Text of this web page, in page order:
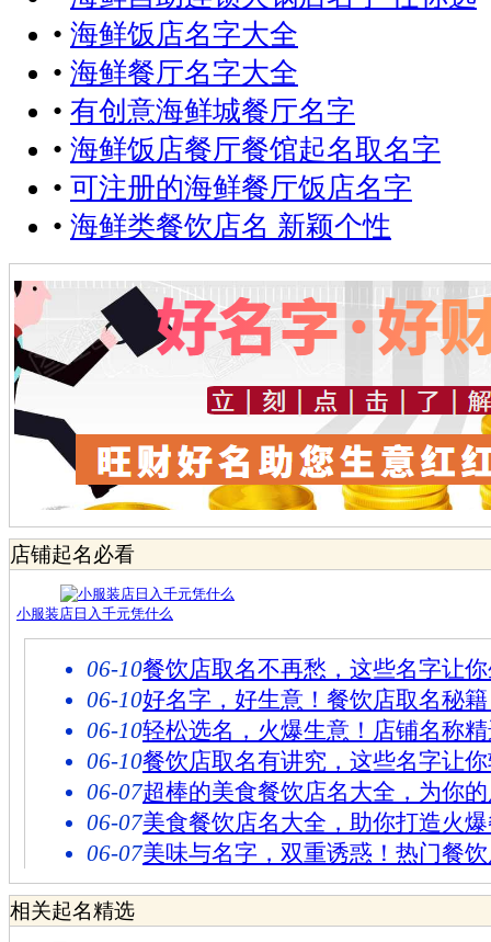
• 海鲜饭店名字大全
• 海鲜餐厅名字大全
• 有创意海鲜城餐厅名字
• 海鲜饭店餐厅餐馆起名取名字
• 可注册的海鲜餐厅饭店名字
• 海鲜类餐饮店名 新颖个性
店铺起名必看
小服装店日入千元凭什么
06-10餐饮店取名不再愁，这些名字让
06-10好名字，好生意！餐饮店取名秘
06-10轻松选名，火爆生意！店铺名称
06-10餐饮店取名有讲究，这些名字让
06-07超棒的美食餐饮店名大全，为你
06-07美食餐饮店名大全，助你打造火
06-07美味与名字，双重诱惑！热门餐
相关起名精选